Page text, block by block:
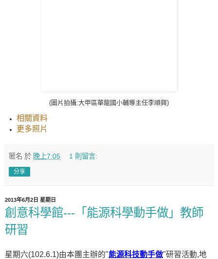
(圖片拍攝:大甲區華龍國小輔導主任李順興)
相關資料
更多照片
匿名 於 晚上7:05 1 則留言:
分享
2013年6月2日 星期日
創意科學館---「能源科學動手做」教師
研習
星期六(102.6.1)由本團主辦的"能源科技動手做"研習活動,地